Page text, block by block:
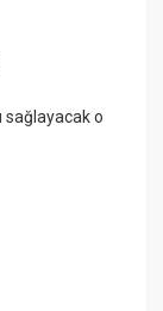
sağlayacak o